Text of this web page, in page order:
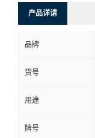
产品详请
品牌
货号
用途
牌号